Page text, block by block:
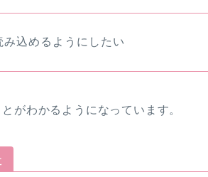
込めるようにしたい
がわかるようになっています。